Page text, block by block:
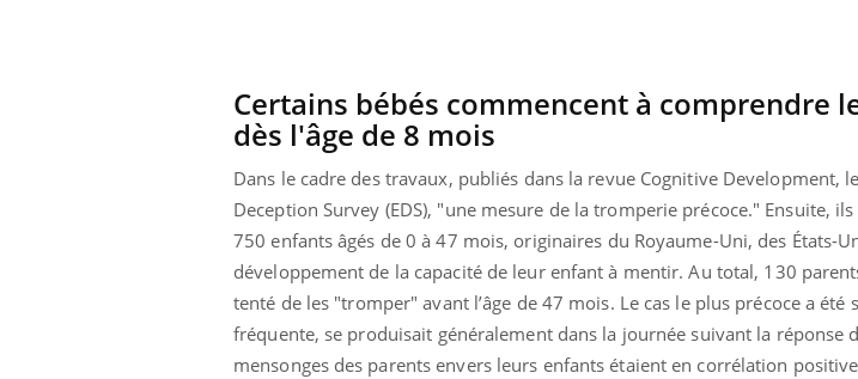
Certains bébés commencent à comprendre
dès l'âge de 8 mois
Dans le cadre des travaux, publiés dans la revue Cognitive Development,
Deception Survey (EDS), "une mesure de la tromperie précoce." Ensuite,
750 enfants âgés de 0 à 47 mois, originaires du Royaume-Uni, des États-
développement de la capacité de leur enfant à mentir. Au total, 130
tenté de les "tromper" avant l’âge de 47 mois. Le cas le plus précoce a
fréquente, se produisait généralement dans la journée suivant la réponse
mensonges des parents envers leurs enfants étaient en corrélation
Diabète & Ramadan 2026 Youtube
Le Ramadan approche, et, pour de
nombreuses personnes atteintes de
diabète, c'est une période de questions, de
défis, mais ...
Un « jumeau numérique » pour
faciliter l’accès à la médecine
préventive Youtube
Un établissement lié à un groupe
mutualiste innove en matière de bilan de
santé : l'utilisation d'un « jumeau
numérique » permet ...